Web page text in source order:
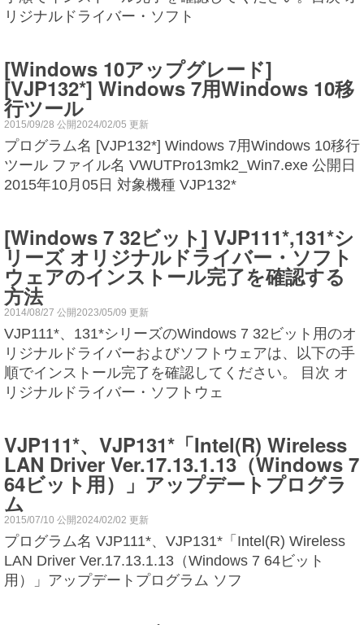
リジナルドライバー・ソフト
[Windows 10アップグレード]
[VJP132*] Windows 7用Windows 10移
行ツール
2015/09/28 公開2024/02/05 更新
プログラム名 [VJP132*] Windows 7用Windows 10移行
ツール ファイル名 VWUTPro13mk2_Win7.exe 公開日
2015年10月05日 対象機種 VJP132*
[Windows 7 32ビット] VJP111*,131*シ
リーズ オリジナルドライバー・ソフト
ウェアのインストール完了を確認する
方法
2014/08/27 公開2023/05/09 更新
VJP111*、131*シリーズのWindows 7 32ビット用のオ
リジナルドライバーおよびソフトウェアは、以下の手
順でインストール完了を確認してください。 目次 オ
リジナルドライバー・ソフトウェ
VJP111*、VJP131*「Intel(R) Wireless
LAN Driver Ver.17.13.1.13（Windows 7
64ビット用）」アップデートプログラ
ム
2015/07/10 公開2024/02/02 更新
プログラム名 VJP111*、VJP131*「Intel(R) Wireless
LAN Driver Ver.17.13.1.13（Windows 7 64ビット
用）」アップデートプログラム ソフ